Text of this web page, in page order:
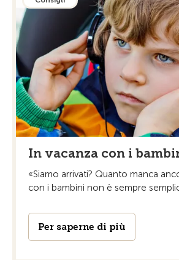
In vacanza con i
«Siamo arrivati? Quanto manca
con i bambini non è sempre
Per saperne di più